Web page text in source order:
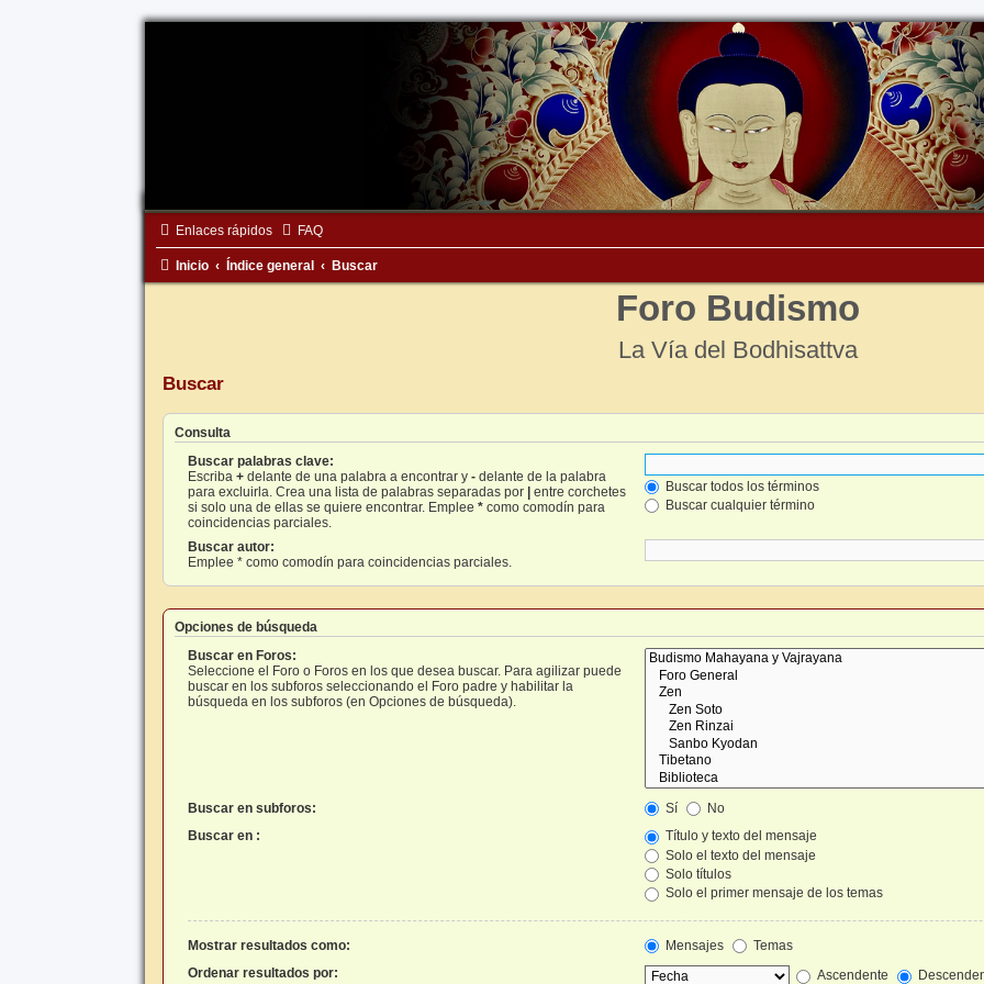
Enlaces rápidos FAQ
Inicio Índice general Buscar
Foro Budismo
La Vía del Bodhisattva
Buscar
Consulta
Buscar palabras clave:
Escriba +delante de una palabra a encontrar y -delante de la palabra
para excluirla. Crea una lista de palabras separadas por |entre corchetes
si solo una de ellas se quiere encontrar. Emplee *como comodín para
coincidencias parciales.
Buscar todos los términos
Buscar cualquier término
Buscar autor:
Emplee * como comodín para coincidencias parciales.
Opciones de búsqueda
Buscar en Foros:
Seleccione el Foro o Foros en los que desea buscar. Para agilizar puede
buscar en los subforos seleccionando el Foro padre y habilitar la
búsqueda en los subforos (en Opciones de búsqueda).
Buscar en subforos: Sí
No
Buscar en :
Título y texto del mensaje
Solo el texto del mensaje
Solo títulos
Solo el primer mensaje de los temas
Mostrar resultados como: Mensajes
Temas
Ordenar resultados por:
Ascendente